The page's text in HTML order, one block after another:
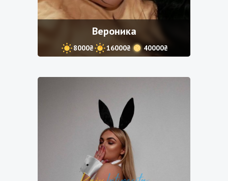
Вероника
8000₴ 16000₴ 40000₴